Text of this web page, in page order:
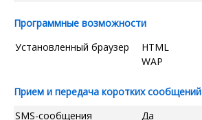
Программные возможности
Установленный браузер
HTML
WAP
Прием и передача коротких сообщений
SMS-сообщения
Да